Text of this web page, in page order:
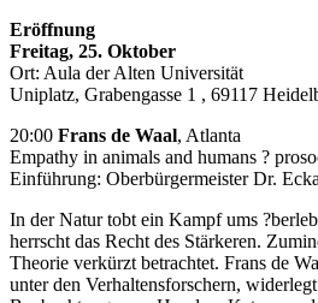
Eröffnung
Freitag, 25. Oktober
Ort: Aula der Alten Universität
Uniplatz, Grabengasse 1 , 69117
20:00 Frans de Waal, Atlanta
Empathy in animals and humans ?
Einführung: Oberbürgermeister Dr.
In der Natur tobt ein Kampf ums
herrscht das Recht des Stärkeren.
Theorie verkürzt betrachtet. Frans de
unter den Verhaltensforschern,